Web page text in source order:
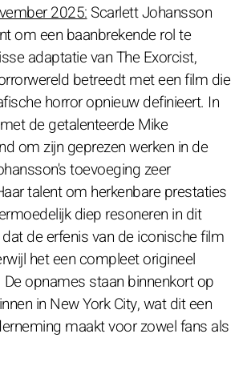
2025:Scarlett Johansson
om een baanbrekende rol te
adaptatie van The Exorcist,
betreedt met een film die
horror opnieuw definieert. In
de getalenteerde Mike
om zijn geprezen werken in de
toevoeging zeer
talent om herkenbare prestaties
diep resoneren in dit
de erfenis van de iconische film
het een compleet origineel
De opnames staan binnenkort op
in New York City, wat dit een
maakt voor zowel fans als